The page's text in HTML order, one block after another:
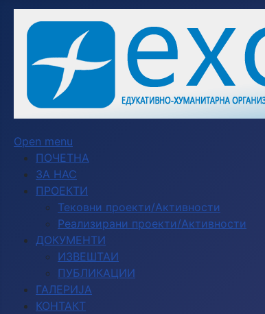
Open menu
ПОЧЕТНА
ЗА НАС
ПРОЕКТИ
Тековни проекти/Активности
Реализирани проекти/Активности
ДОКУМЕНТИ
ИЗВЕШТАИ
ПУБЛИКАЦИИ
ГАЛЕРИЈА
КОНТАКТ